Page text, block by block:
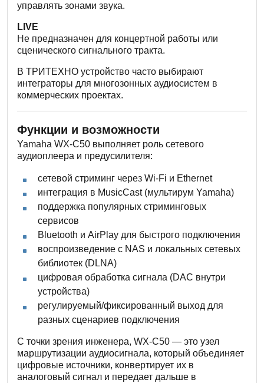
управлять зонами звука.
LIVE
Не предназначен для концертной работы или
сценического сигнального тракта.
В ТРИТЕХНО устройство часто выбирают
интеграторы для многозонных аудиосистем в
коммерческих проектах.
Функции и возможности
Yamaha WX-C50 выполняет роль сетевого
аудиоплеера и предусилителя:
сетевой стриминг через Wi-Fi и Ethernet
интеграция в MusicCast (мультирум Yamaha)
поддержка популярных стриминговых
сервисов
Bluetooth и AirPlay для быстрого подключения
воспроизведение с NAS и локальных сетевых
библиотек (DLNA)
цифровая обработка сигнала (DAC внутри
устройства)
регулируемый/фиксированный выход для
разных сценариев подключения
С точки зрения инженера, WX-C50 — это узел
маршрутизации аудиосигнала, который объединяет
цифровые источники, конвертирует их в
аналоговый сигнал и передает дальше в